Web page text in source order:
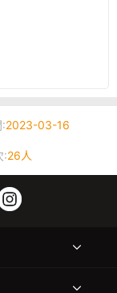
2023-03-16
:26人